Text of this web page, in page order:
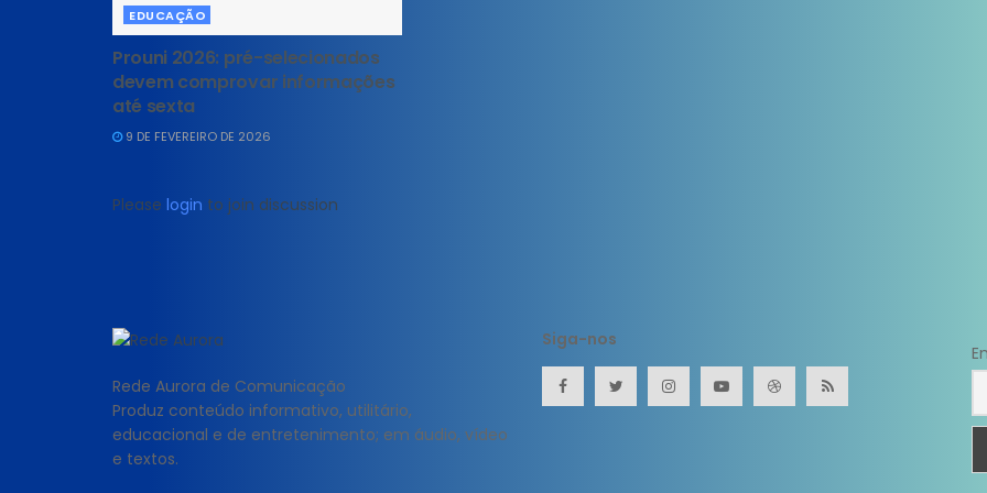
EDUCAÇÃO
Prouni 2026: pré-selecionados
devem comprovar informações
até sexta
9 DE FEVEREIRO DE 2026
Please login to join discussion
Rede Aurora de Comunicação
Produz conteúdo informativo, utilitário,
educacional e de entretenimento; em áudio, vídeo
e textos.
Siga-nos